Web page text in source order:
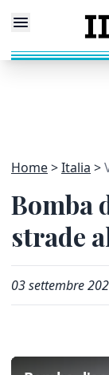
Home Italia
Bomba
strade
03 settembre